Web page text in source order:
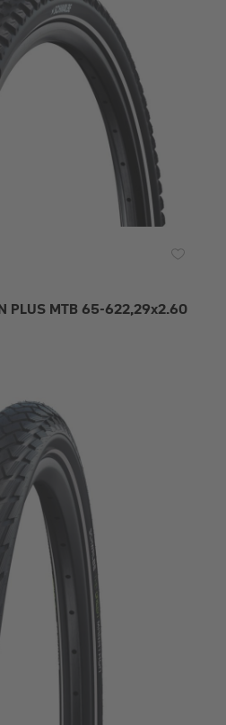
PLUS MTB 65-622,29x2.60